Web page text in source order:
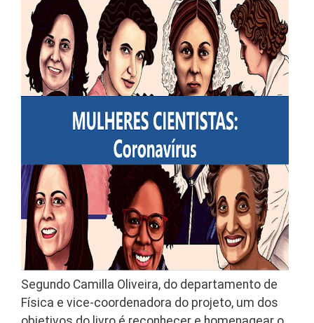
Segundo Camilla Oliveira, do departamento de
Física e vice-coordenadora do projeto, um dos